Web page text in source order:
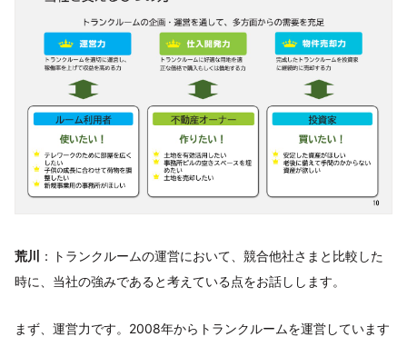
荒川
：トランクルームの運営において、競合他社さまと比較した
時に、当社の強みであると考えている点をお話しします。
まず、運営力です。2008年からトランクルームを運営しています